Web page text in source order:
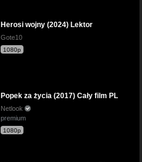
Herosi wojny (2024) Lektor
Gote10
1080p
Popek za życia (2017) Cały film PL
Netlook
premium
1080p